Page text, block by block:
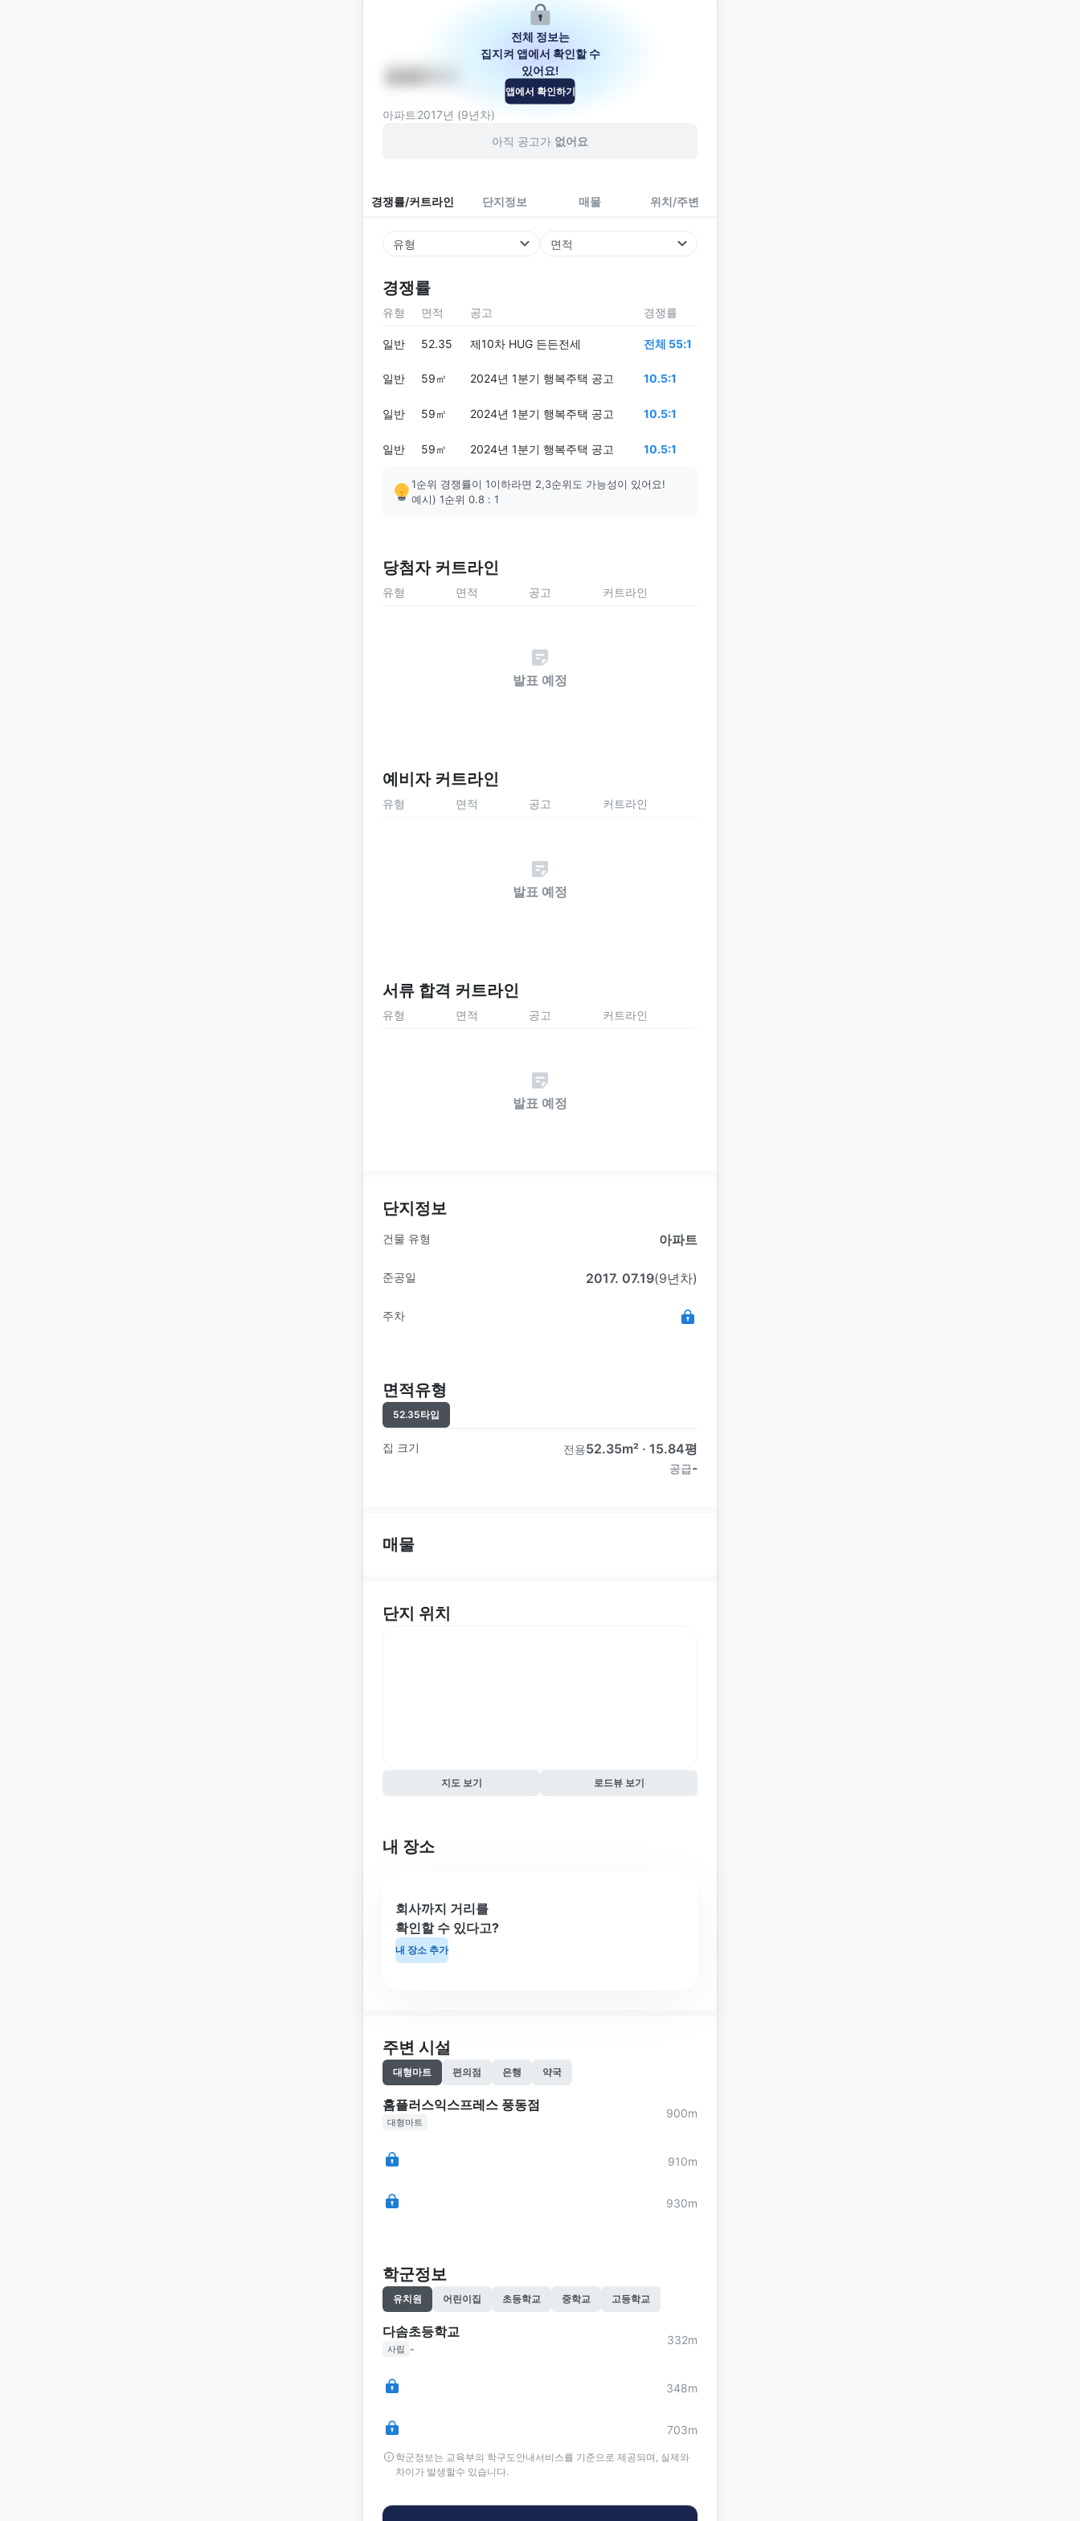
숲빌리지
경기도 고양시 일산동구 숲속마을2로 51-63
아파트 2017년 (9년차)
아직 공고가 없어요
경쟁률/커트라인 단지정보 매물 위치/주변
유형 면적
경쟁률
전체 정보는
집지켜 앱에서 확인할 수
있어요!
앱에서 확인하기
유형 면적 공고 경쟁률
일반 52.35 제10차 HUG 든든전세 전체 55:1
일반 59㎡ 2024년 1분기 행복주택 공고 10.5:1
일반 59㎡ 2024년 1분기 행복주택 공고 10.5:1
일반 59㎡ 2024년 1분기 행복주택 공고 10.5:1
1순위 경쟁률이 1이하라면 2,3순위도 가능성이 있어요!
예시) 1순위 0.8 : 1
당첨자 커트라인
유형 면적 공고 커트라인
발표 예정
예비자 커트라인
유형 면적 공고 커트라인
발표 예정
서류 합격 커트라인
유형 면적 공고 커트라인
발표 예정
단지정보
건물 유형 아파트
준공일 2017. 07.19(9년차)
주차
면적유형
52.35타입
집 크기 전용52.35m² · 15.84평
공급-
매물
단지 위치
지도 보기 로드뷰 보기
내 장소
회사까지 거리를
확인할 수 있다고?
내 장소 추가
주변 시설
대형마트 편의점 은행 약국
홈플러스익스프레스 풍동점
대형마트
900m
910m
930m
학군정보
유치원 어린이집 초등학교 중학교 고등학교
다솜초등학교
사립 -
332m
348m
703m
학군정보는 교육부의 학구도안내서비스를 기준으로 제공되며, 실제와
차이가 발생할수 있습니다.